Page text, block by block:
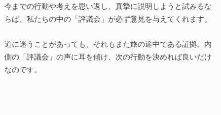
今までの行動や考えを思い返し、真摯に説明しようと試みるな
らば、私たちの中の「評議会」が必ず意見を与えてくれます。
道に迷うことがあっても、それもまた旅の途中である証拠。内
側の「評議会」の声に耳を傾け、次の行動を決めれば良いだけ
なのです。